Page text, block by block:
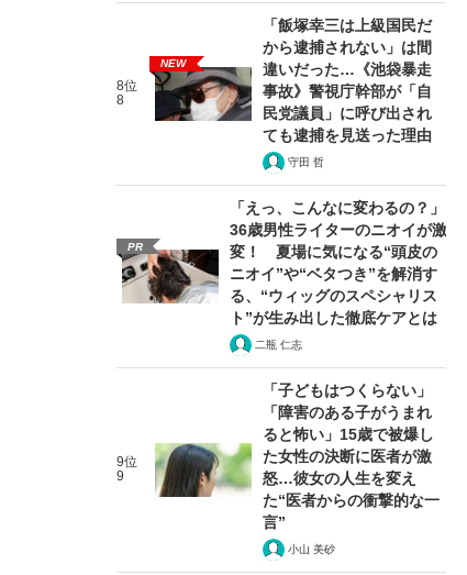
8位
8
NEW
「飯塚幸三は上級国民だ
から逮捕されない」は間
違いだった…《池袋暴走
事故》警視庁幹部が「自
民党議員」に呼び出され
ても逮捕を見送った理由
守田 哲
PR
「えっ、こんなに変わるの？」
36歳男性ライターのニオイが激
変！ 夏場に気になる“頭皮の
ニオイ”や“ベタつき”を解消す
る、“ウィッグのスペシャリス
ト”が生み出した徹底ケアとは
二瓶 仁志
9位
9
「子どもはつくらない」
「障害のある子がうまれ
ると怖い」15歳で被爆し
た女性の決断に医者が激
怒…彼女の人生を変え
た“医者からの衝撃的な一
言”
小山 美砂